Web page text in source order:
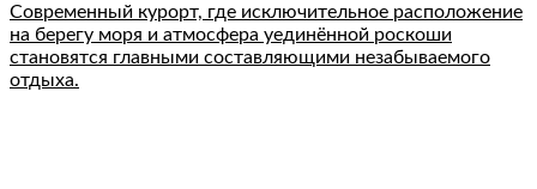
Современный курорт, где исключительное расположение
на берегу моря и атмосфера уединённой роскоши
становятся главными составляющими незабываемого
отдыха.